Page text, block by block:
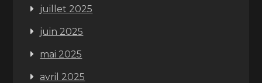
juillet 2025
juin 2025
mai 2025
avril 2025